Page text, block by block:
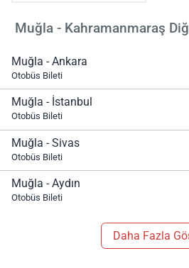
Muğla - Kahramanmaraş
Muğla - Ankara
Otobüs Bileti
Muğla - İstanbul
Otobüs Bileti
Muğla - Sivas
Otobüs Bileti
Muğla - Aydın
Otobüs Bileti
Daha Fazla